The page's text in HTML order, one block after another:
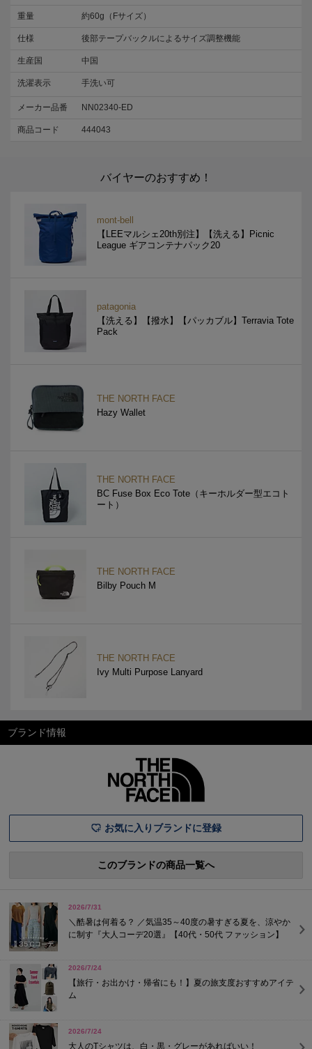
重量 約60g（Fサイズ）
仕様 後部テープバックルによるサイズ調整機能
生産国 中国
洗濯表示 手洗い可
メーカー品番 NN02340-ED
商品コード 444043
バイヤーのおすすめ！
mont-bell
【LEEマルシェ20th別注】【洗える】Picnic
League ギアコンテナパック20
patagonia
【洗える】【撥水】【パッカブル】Terravia Tote
Pack
THE NORTH FACE
Hazy Wallet
THE NORTH FACE
BC Fuse Box Eco Tote（キーホルダー型エコト
ート）
THE NORTH FACE
Bilby Pouch M
THE NORTH FACE
Ivy Multi Purpose Lanyard
ブランド情報
お気に入りブランドに登録
このブランドの商品一覧へ
2026/7/31
＼酷暑は何着る？ ／気温35～40度の暑すぎる夏を、涼やか
に制す『大人コーデ20選』【40代・50代 ファッション】
2026/7/24
【旅行・お出かけ・帰省にも！】夏の旅支度おすすめアイテ
ム
2026/7/24
大人のTシャツは、白・黒・グレーがあればいい！